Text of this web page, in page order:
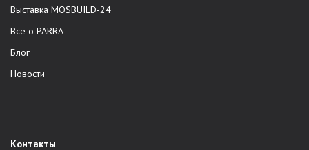
Выставка MOSBUILD-24
Всё о PARRA
Блог
Новости
Контакты